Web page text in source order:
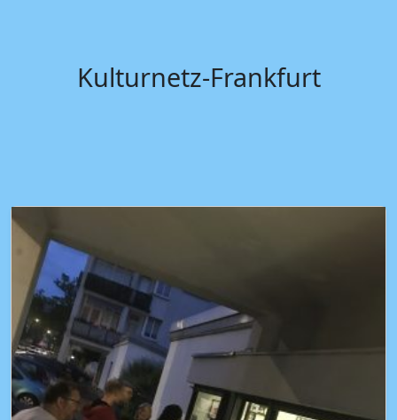
Kulturnetz-Frankfurt